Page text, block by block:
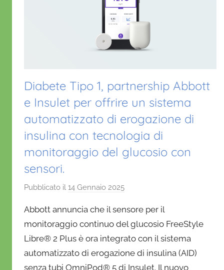
Diabete Tipo 1, partnership Abbott
e Insulet per offrire un sistema
automatizzato di erogazione di
insulina con tecnologia di
monitoraggio del glucosio con
sensori.
Pubblicato il 14 Gennaio 2025
D
a
n
i
e
Abbott annuncia che il sensore per il
monitoraggio continuo del glucosio FreeStyle
Libre® 2 Plus è ora integrato con il sistema
automatizzato di erogazione di insulina (AID)
senza tubi OmniPod® 5 di Insulet. Il nuovo